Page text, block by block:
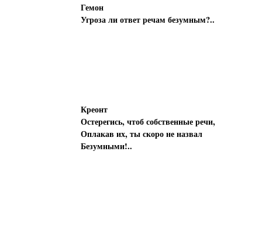
Гемон
Угроза ли ответ речам безумным?..
Креонт
Остерегись, чтоб собственные речи,
Оплакав их, ты скоро не назвал
Безумными!..